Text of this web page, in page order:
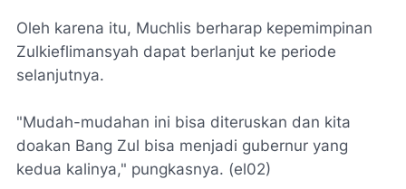
Oleh karena itu, Muchlis berharap kepemimpinan
Zulkieflimansyah dapat berlanjut ke periode
selanjutnya.
"Mudah-mudahan ini bisa diteruskan dan kita
doakan Bang Zul bisa menjadi gubernur yang
kedua kalinya," pungkasnya. (el02)